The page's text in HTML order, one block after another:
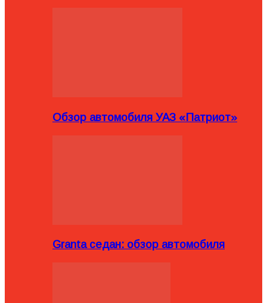
Обзор автомобиля УАЗ «Патриот»
Granta седан: обзор автомобиля